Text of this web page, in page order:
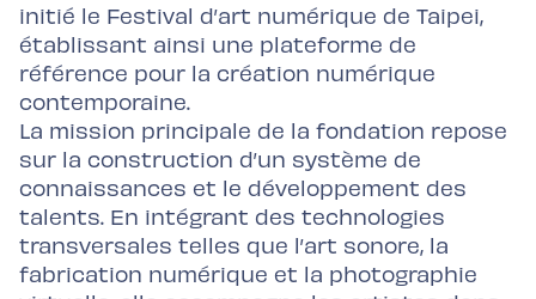
initié le Festival d’art numérique de Taipei,
établissant ainsi une plateforme de
référence pour la création numérique
contemporaine.
La mission principale de la fondation repose
sur la construction d’un système de
connaissances et le développement des
talents. En intégrant des technologies
transversales telles que l’art sonore, la
fabrication numérique et la photographie